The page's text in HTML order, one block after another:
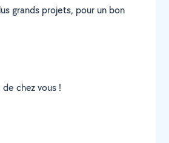
grands projets, pour un bon
chez vous !